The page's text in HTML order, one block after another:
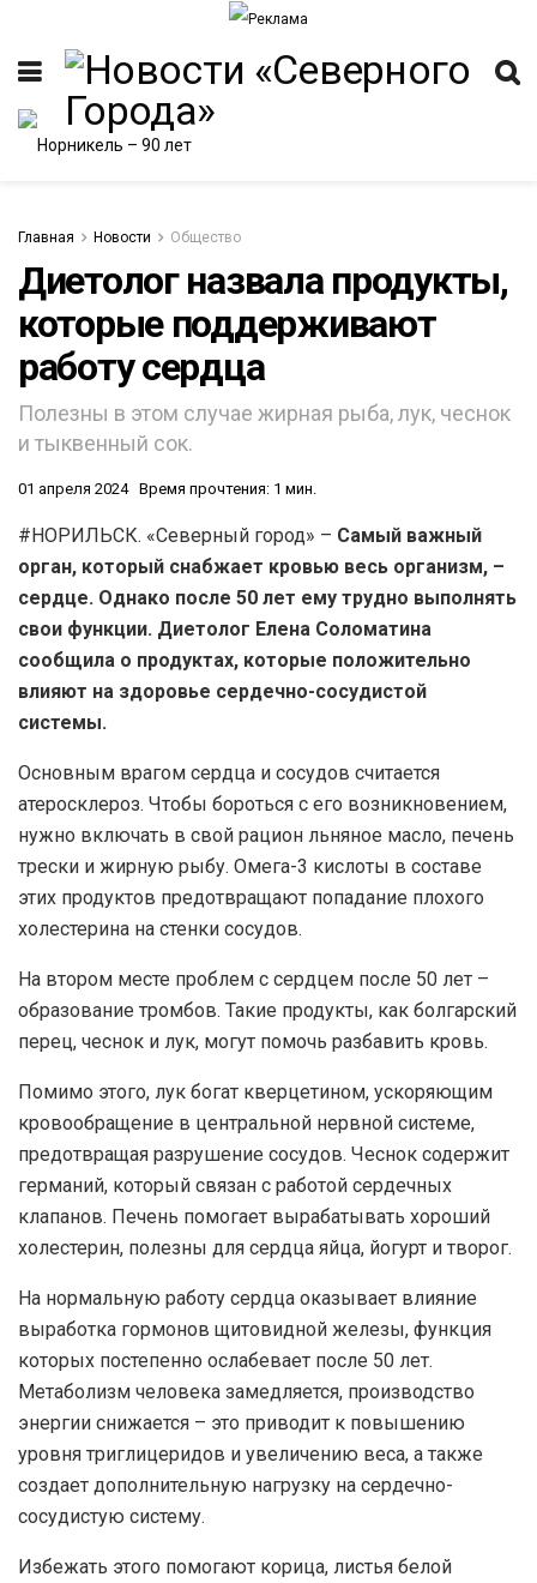
Главная Новости Общество
Диетолог назвала продукты,
которые поддерживают
работу сердца
Полезны в этом случае жирная рыба, лук, чеснок
и тыквенный сок.
01 апреля 2024 Время прочтения: 1 мин.
#НОРИЛЬСК. «Северный город» – Самый важный
орган, который снабжает кровью весь организм, –
сердце. Однако после 50 лет ему трудно выполнять
свои функции. Диетолог Елена Соломатина
сообщила о продуктах, которые положительно
влияют на здоровье сердечно-сосудистой
системы.
Основным врагом сердца и сосудов считается
атеросклероз. Чтобы бороться с его возникновением,
нужно включать в свой рацион льняное масло, печень
трески и жирную рыбу. Омега-3 кислоты в составе
этих продуктов предотвращают попадание плохого
холестерина на стенки сосудов.
На втором месте проблем с сердцем после 50 лет –
образование тромбов. Такие продукты, как болгарский
перец, чеснок и лук, могут помочь разбавить кровь.
Помимо этого, лук богат кверцетином, ускоряющим
кровообращение в центральной нервной системе,
предотвращая разрушение сосудов. Чеснок содержит
германий, который связан с работой сердечных
клапанов. Печень помогает вырабатывать хороший
холестерин, полезны для сердца яйца, йогурт и творог.
На нормальную работу сердца оказывает влияние
выработка гормонов щитовидной железы, функция
которых постепенно ослабевает после 50 лет.
Метаболизм человека замедляется, производство
энергии снижается – это приводит к повышению
уровня триглицеридов и увеличению веса, а также
создает дополнительную нагрузку на сердечно-
сосудистую систему.
Избежать этого помогают корица, листья белой